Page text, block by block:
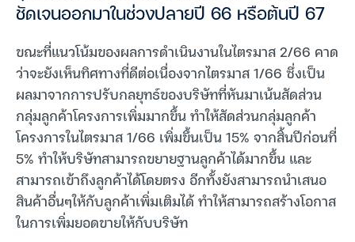
ชัดเจนออกมาในช่วงปลายปี 66 หรือต้นปี 67
ขณะที่แนวโน้มของผลการดำเนินงานในไตรมาส 2/66 คาด
ว่าจะยังเห็นทิศทางที่ดีต่อเนื่องจากไตรมาส 1/66 ซึ่งเป็น
ผลมาจากการปรับกลยุทธ์ของบริษัทที่หันมาเน้นสัดส่วน
กลุ่มลูกค้าโครงการเพิ่มมากขึ้น ทำให้สัดส่วนกลุ่มลูกค้า
โครงการในไตรมาส 1/66 เพิ่มขึ้นเป็น 15% จากสิ้นปีก่อนที่
5% ทำให้บริษัทสามารถขยายฐานลูกค้าได้มากขึ้น และ
สามารถเข้าถึงลูกค้าได้โดยตรง อีกทั้งยังสามารถนำเสนอ
สินค้าอื่นๆให้กับลูกค้าเพิ่มเติมได้ ทำให้สามารถสร้างโอกาส
ในการเพิ่มยอดขายให้กับบริษัท